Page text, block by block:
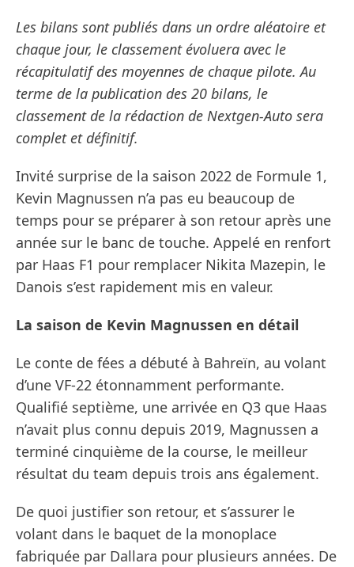
Les bilans sont publiés dans un ordre aléatoire et
chaque jour, le classement évoluera avec le
récapitulatif des moyennes de chaque pilote. Au
terme de la publication des 20 bilans, le
classement de la rédaction de Nextgen-Auto sera
complet et définitif.
Invité surprise de la saison 2022 de Formule 1,
Kevin Magnussen n’a pas eu beaucoup de
temps pour se préparer à son retour après une
année sur le banc de touche. Appelé en renfort
par Haas F1 pour remplacer Nikita Mazepin, le
Danois s’est rapidement mis en valeur.
La saison de Kevin Magnussen en détail
Le conte de fées a débuté à Bahreïn, au volant
d’une VF-22 étonnamment performante.
Qualifié septième, une arrivée en Q3 que Haas
n’avait plus connu depuis 2019, Magnussen a
terminé cinquième de la course, le meilleur
résultat du team depuis trois ans également.
De quoi justifier son retour, et s’assurer le
volant dans le baquet de la monoplace
fabriquée par Dallara pour plusieurs années. De